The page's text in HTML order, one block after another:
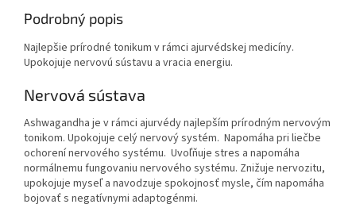
Podrobný popis
Najlepšie prírodné tonikum v rámci ajurvédskej medicíny.
Upokojuje nervovú sústavu a vracia energiu.
Nervová sústava
Ashwagandha je v rámci ajurvédy najlepším prírodným nervovým
tonikom. Upokojuje celý nervový systém. Napomáha pri liečbe
ochorení nervového systému. Uvoľňuje stres a napomáha
normálnemu fungovaniu nervového systému. Znižuje nervozitu,
upokojuje myseľ a navodzuje spokojnosť mysle, čím napomáha
bojovať s negatívnymi adaptogénmi.